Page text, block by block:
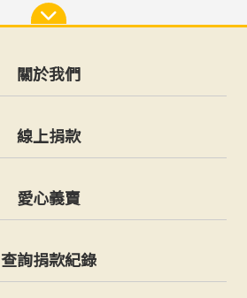
關於我們
線上捐款
愛心義賣
查詢捐款紀錄